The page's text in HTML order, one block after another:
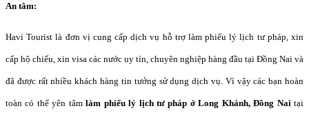
An tâm:
Havi Tourist là đơn vị cung cấp dịch vụ hỗ trợ làm phiếu lý lịch tư pháp, xin
cấp hộ chiếu, xin visa các nước uy tín, chuyên nghiệp hàng đầu tại Đồng Nai và
đã được rất nhiều khách hàng tin tưởng sử dụng dịch vụ. Vì vậy các bạn hoàn
toàn có thể yên tâmlàm phiếu lý lịch tư pháp ở Long Khánh, Đồng Naitại